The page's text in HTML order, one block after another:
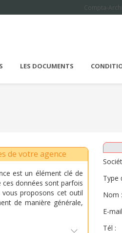
Compta-
LES DOCUMENTS
de votre agence
est un élément clé de
données sont parfois
proposons cet outil
de manière générale,
Type
Nom :
E-
Tél :